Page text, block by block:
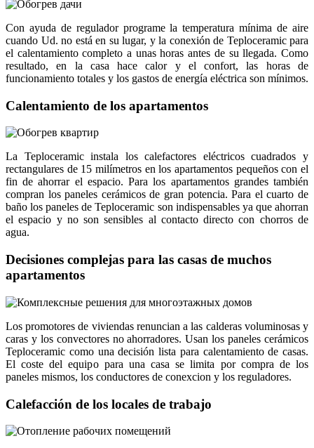
Con ayuda de regulador programe la temperatura mínima de aire
cuando Ud. no está en su lugar, y la conexión de Teploceramic para
el calentamiento completo a unas horas antes de su llegada. Como
resultado, en la casa hace calor y el confort, las horas de
funcionamiento totales y los gastos de energía eléctrica son mínimos.
Calentamiento de los apartamentos
La Teploceramic instala los calefactores eléctricos cuadrados y
rectangulares de 15 milímetros en los apartamentos pequeños con el
fin de ahorrar el espacio. Para los apartamentos grandes también
compran los paneles cerámicos de gran potencia. Para el cuarto de
baño los paneles de Teploceramic son indispensables ya que ahorran
el espacio y no son sensibles al contacto directo con chorros de
agua.
Decisiones complejas para las casas de muchos
apartamentos
Los promotores de viviendas renuncian a las calderas voluminosas y
caras y los convectores no ahorradores. Usan los paneles cerámicos
Teploceramic como una decisión lista para calentamiento de casas.
El coste del equipo para una casa se limita por compra de los
paneles mismos, los conductores de conexcion y los reguladores.
Calefacción de los locales de trabajo